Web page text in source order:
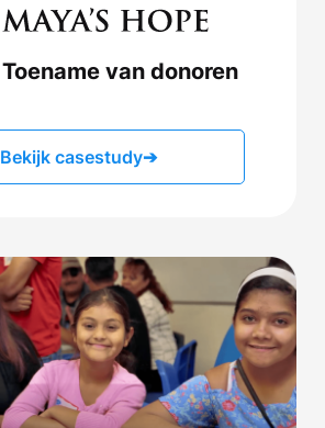
Toename van donoren
Bekijk casestudy➔